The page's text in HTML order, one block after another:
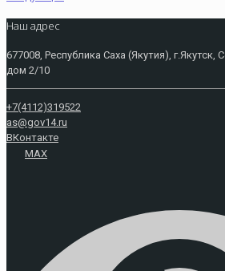
Наш адрес
677008, Республика Саха (Якутия), г.Якутск,
дом 2/10
+7(4112)319522
as@gov14.ru
ВКонтакте
MAX